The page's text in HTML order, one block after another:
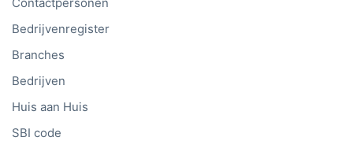
Bedrijvenregister
Branches
Bedrijven
Huis aan Huis
SBI code